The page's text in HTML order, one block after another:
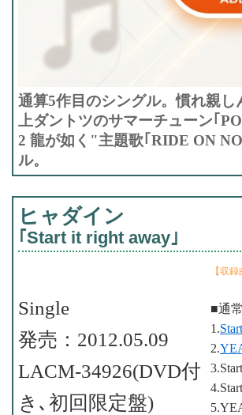
通算5作目のシングル。慣れ親
上ダントツのサマーチューン｢
2 龍が如く"主題歌｢RIDE ON
ル。
ヒャダイン
｢Start it right away｣
【収録
■通
1.
2.
Single
発売：2012.05.09
LACM-34926(DVD付
き､初回限定盤)